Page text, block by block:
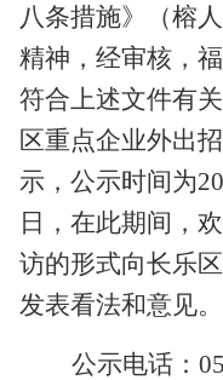
八条措施》 （榕
精神 ，经审核，
符合上述文件有
区重点企业外出
示，公示时间为20
日，在此期间，
访的形式向长乐
发表看法和意见。
公示电话：